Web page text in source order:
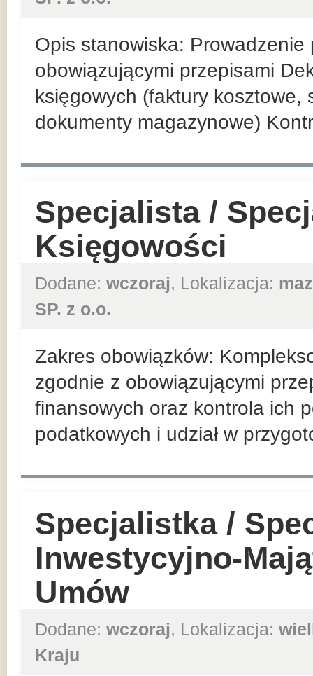
Opis stanowiska: Prowadzenie
obowiązującymi przepisami
księgowych (faktury
dokumenty magazynowe)
Specjalista /
Księgowości
Dodane: wczoraj, Lokalizacja:
SP. z o.o.
Zakres obowiązków:
zgodnie z obowiązującymi
finansowych oraz kontrola ich
podatkowych i udział w
Specjalistka /
Inwestycyjno-
Umów
Dodane: wczoraj, Lokalizacja:
Kraju